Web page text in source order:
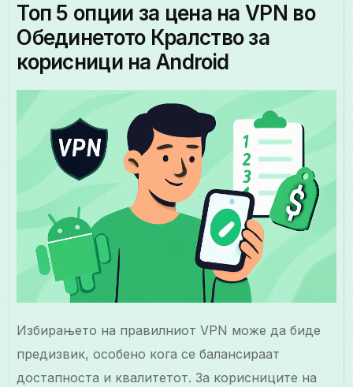
Топ 5 опции за цена на VPN во
Обединетото Кралство за
корисници на Android
Избирањето на правилниот VPN може да биде
предизвик, особено кога се балансираат
достапноста и квалитетот. За корисниците на